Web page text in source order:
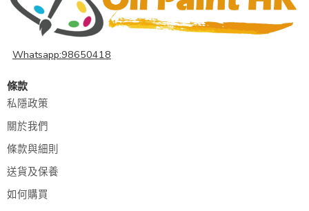
Whatsapp:98650418
條款
私隱政策
關於我們
條款與細則
送貨及保養
如何購買